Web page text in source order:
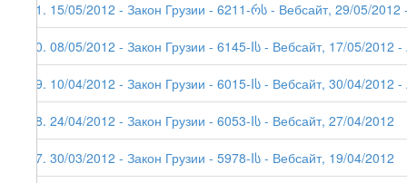
41. 15/05/2012 - Закон Грузии - 6211-რს - Вебсайт, 29/05/
40. 08/05/2012 - Закон Грузии - 6145-Iს - Вебсайт, 17/05/
39. 10/04/2012 - Закон Грузии - 6015-Iს - Вебсайт, 30/04/
38. 24/04/2012 - Закон Грузии - 6053-Iს - Вебсайт, 27/04/2012
37. 30/03/2012 - Закон Грузии - 5978-Iს - Вебсайт, 19/04/2012